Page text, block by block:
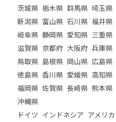
茨城県 栃木県 群馬県 埼玉県
新潟県 富山県 石川県 福井県
岐阜県 静岡県 愛知県 三重県
滋賀県 京都府 大阪府 兵庫県
鳥取県 島根県 岡山県 広島県
徳島県 香川県 愛媛県 高知県
福岡県 佐賀県 長崎県 熊本県
沖縄県
ドイツ インドネシア アメリカ